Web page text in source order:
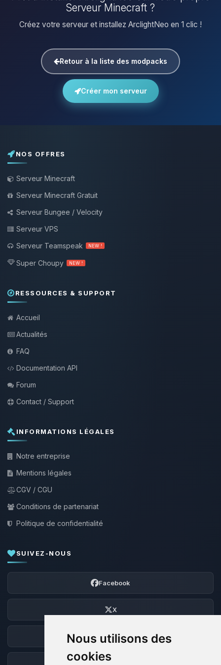
Nous utilisons des
cookies
Serveur Minecraft ?
Créez votre serveur et installez ArclightNeo en 1 clic !
Retour à la liste des modpacks
Créer mon serveur
NOS OFFRES
Serveur Minecraft
Serveur Minecraft Gratuit
Serveur Bungee / Velocity
Serveur VPS
Serveur Teamspeak
NEW !
Super Choupy NEW !
RESSOURCES & SUPPORT
Accueil
Actualités
FAQ
Documentation API
Forum
Contact / Support
INFORMATIONS LÉGALES
Notre entreprise
Mentions légales
CGV / CGU
Conditions de partenariat
Politique de confidentialité
SUIVEZ-NOUS
Facebook
X
Discord
Forum